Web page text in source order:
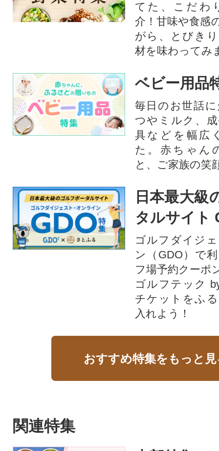
てた、こだわ
介！甘味や食感
がら、とびき
材を味わってみ
ベビー用品
毎日のお世話
つやミルク、
具などを幅広
た。赤ちゃん
と、ご家族の笑
日本最大級
タルサイト
ゴルフダイジ
ン（GDO）で
フ場予約クーポ
ゴルフテック
チケットをふ
入れよう！
おすすめ特集をもっと
関連特集